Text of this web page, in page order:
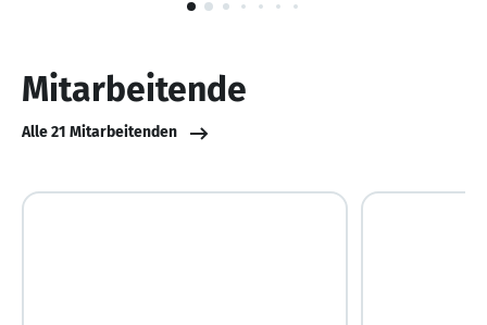
1
Mitarbeitende
Alle 21 Mitarbeitenden